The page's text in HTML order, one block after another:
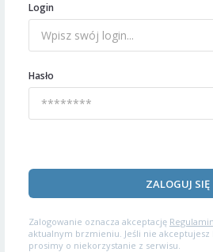
Login
Hasło
ZALOGUJ SIĘ
Zalogowanie oznacza akceptację
aktualnym brzmieniu. Jeśli nie akceptujesz
prosimy o niekorzystanie z serwisu.